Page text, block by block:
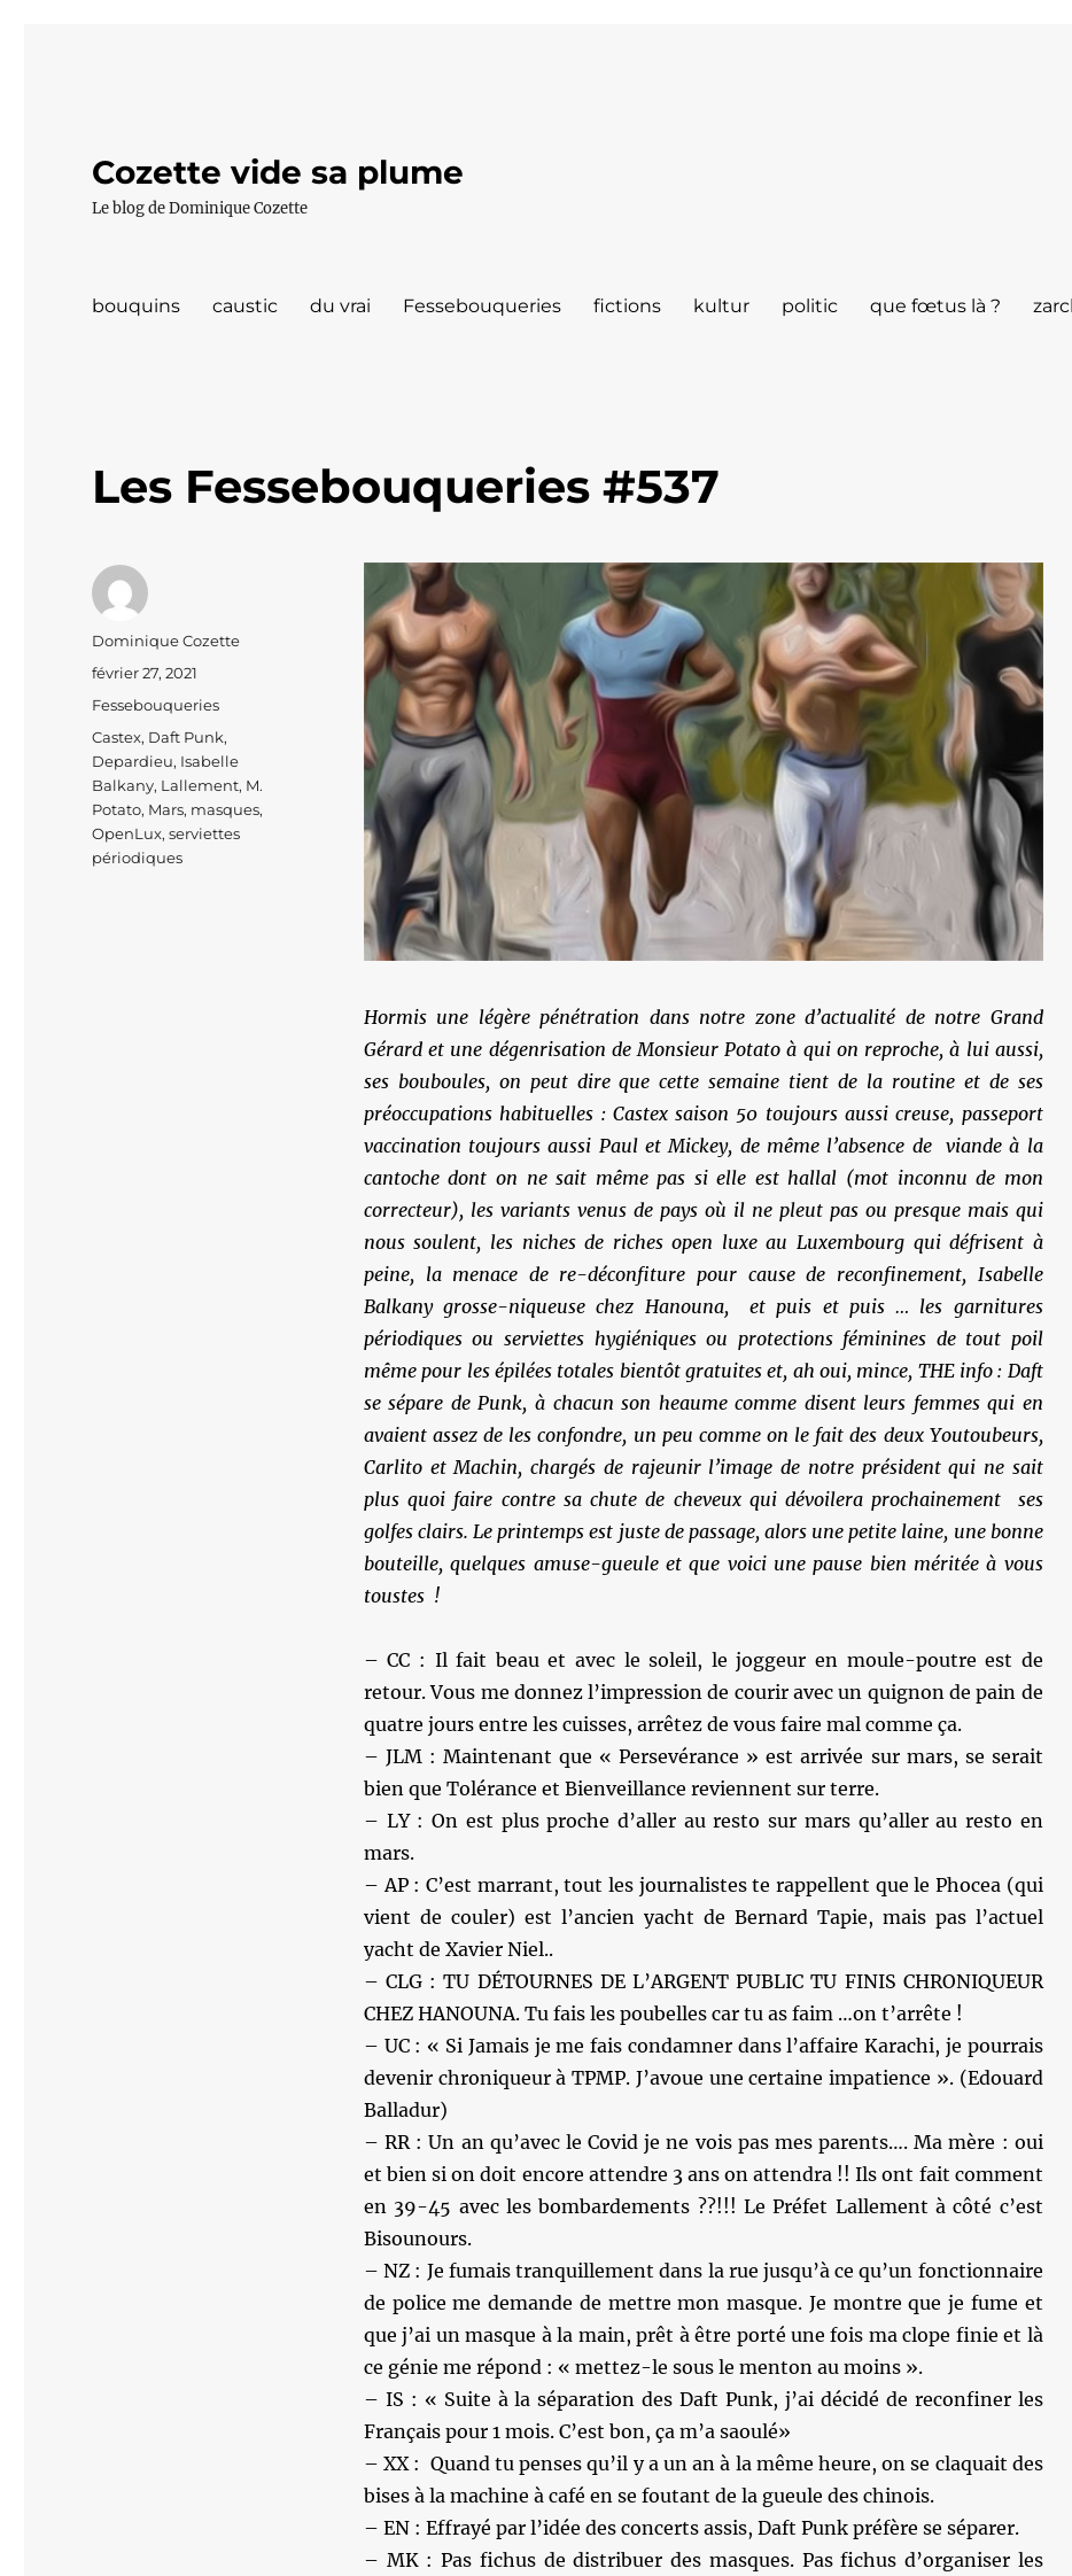
Cozette vide sa plume
Le blog de Dominique Cozette
bouquins caustic du vrai Fessebouqueries fictions kultur politic que fœtus là ?
Les Fessebouqueries #537
Hormis une légère pénétration dans notre zone d’actualité de notre Grand
Gérard et une dégenrisation de Monsieur Potato à qui on reproche, à lui aussi,
ses bouboules, on peut dire que cette semaine tient de la routine et de ses
préoccupations habituelles : Castex saison 50 toujours aussi creuse, passeport
vaccination toujours aussi Paul et Mickey, de même l’absence de viande à la
cantoche dont on ne sait même pas si elle est hallal (mot inconnu de mon
correcteur), les variants venus de pays où il ne pleut pas ou presque mais qui
nous soulent, les niches de riches open luxe au Luxembourg qui défrisent à
peine, la menace de re-déconfiture pour cause de reconfinement, Isabelle
Balkany grosse-niqueuse chez Hanouna, et puis et puis … les garnitures
périodiques ou serviettes hygiéniques ou protections féminines de tout poil
même pour les épilées totales bientôt gratuites et, ah oui, mince, THE info : Daft
se sépare de Punk, à chacun son heaume comme disent leurs femmes qui en
avaient assez de les confondre, un peu comme on le fait des deux Youtoubeurs,
Carlito et Machin, chargés de rajeunir l’image de notre président qui ne sait
plus quoi faire contre sa chute de cheveux qui dévoilera prochainement ses
golfes clairs. Le printemps est juste de passage, alors une petite laine, une bonne
bouteille, quelques amuse-gueule et que voici une pause bien méritée à vous
toustes !
– CC : Il fait beau et avec le soleil, le joggeur en moule-poutre est de
retour. Vous me donnez l’impression de courir avec un quignon de pain de
quatre jours entre les cuisses, arrêtez de vous faire mal comme ça.
– JLM : Maintenant que « Persevérance » est arrivée sur mars, se serait
bien que Tolérance et Bienveillance reviennent sur terre.
– LY : On est plus proche d’aller au resto sur mars qu’aller au resto en
mars.
– AP : C’est marrant, tout les journalistes te rappellent que le Phocea (qui
vient de couler) est l’ancien yacht de Bernard Tapie, mais pas l’actuel
yacht de Xavier Niel..
– CLG : TU DÉTOURNES DE L’ARGENT PUBLIC TU FINIS CHRONIQUEUR
CHEZ HANOUNA. Tu fais les poubelles car tu as faim …on t’arrête !
– UC : « Si Jamais je me fais condamner dans l’affaire Karachi, je pourrais
devenir chroniqueur à TPMP. J’avoue une certaine impatience ». (Edouard
Balladur)
– RR : Un an qu’avec le Covid je ne vois pas mes parents…. Ma mère : oui
et bien si on doit encore attendre 3 ans on attendra !! Ils ont fait comment
en 39-45 avec les bombardements ??!!! Le Préfet Lallement à côté c’est
Bisounours.
– NZ : Je fumais tranquillement dans la rue jusqu’à ce qu’un fonctionnaire
de police me demande de mettre mon masque. Je montre que je fume et
que j’ai un masque à la main, prêt à être porté une fois ma clope finie et là
ce génie me répond : « mettez-le sous le menton au moins ».
– IS : « Suite à la séparation des Daft Punk, j’ai décidé de reconfiner les
Français pour 1 mois. C’est bon, ça m’a saoulé»
– XX : Quand tu penses qu’il y a un an à la même heure, on se claquait des
bises à la machine à café en se foutant de la gueule des chinois.
– EN : Effrayé par l’idée des concerts assis, Daft Punk préfère se séparer.
– MK : Pas fichus de distribuer des masques. Pas fichus d’organiser les
Auteur
Dominique Cozette
Publié
février 27, 2021
Catégories
Fessebouqueries
Étiquettes
Castex, Daft Punk,
Depardieu, Isabelle
Balkany, Lallement, M.
Potato, Mars, masques,
OpenLux,serviettes
périodiques